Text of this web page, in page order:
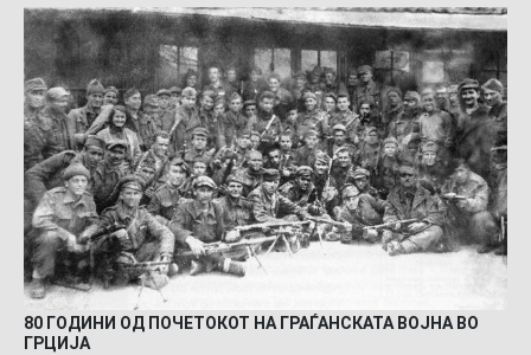
80 ГОДИНИ ОД ПОЧЕТОКОТ НА ГРАЃАНСКАТА ВОЈНА ВО
ГРЦИЈА